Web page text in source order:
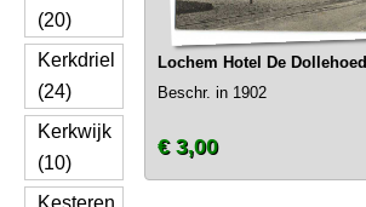
(20)
Kerkdriel
(24)
Kerkwijk
(10)
Kesteren
Lochem Hotel De Dollehoed
Beschr. in 1902
€ 3,00